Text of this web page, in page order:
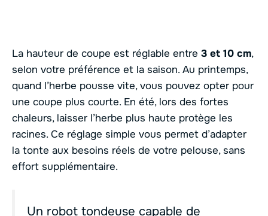
La hauteur de coupe est réglable entre 3 et 10 cm,
selon votre préférence et la saison. Au printemps,
quand l’herbe pousse vite, vous pouvez opter pour
une coupe plus courte. En été, lors des fortes
chaleurs, laisser l’herbe plus haute protège les
racines. Ce réglage simple vous permet d’adapter
la tonte aux besoins réels de votre pelouse, sans
effort supplémentaire.
Un robot tondeuse capable de